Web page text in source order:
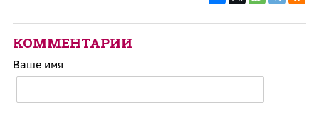
КОММЕНТАРИИ
Ваше имя